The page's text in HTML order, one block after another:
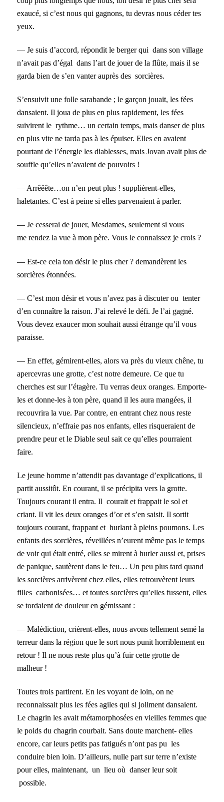
exaucé, si c’est nous qui gagnons, tu devras nous céder tes
yeux.
— Je suis d’accord, répondit le berger qui dans son village
n’avait pas d’égal dans l’art de jouer de la flûte, mais il se
garda bien de s’en vanter auprès des sorcières.
S’ensuivit une folle sarabande ; le garçon jouait, les fées
dansaient. Il joua de plus en plus rapidement, les fées
suivirent le rythme… un certain temps, mais danser de plus
en plus vite ne tarda pas à les épuiser. Elles en avaient
pourtant de l’énergie les diablesses, mais Jovan avait plus de
souffle qu’elles n’avaient de pouvoirs !
— Arrêêête…on n’en peut plus ! supplièrent-elles,
haletantes. C’est à peine si elles parvenaient à parler.
— Je cesserai de jouer, Mesdames, seulement si vous
me rendez la vue à mon père. Vous le connaissez je crois ?
— Est-ce cela ton désir le plus cher ? demandèrent les
sorcières étonnées.
— C’est mon désir et vous n’avez pas à discuter ou tenter
d’en connaître la raison. J’ai relevé le défi. Je l’ai gagné.
Vous devez exaucer mon souhait aussi étrange qu’il vous
paraisse.
— En effet, gémirent-elles, alors va près du vieux chêne, tu
apercevras une grotte, c’est notre demeure. Ce que tu
cherches est sur l’étagère. Tu verras deux oranges. Emporte-
les et donne-les à ton père, quand il les aura mangées, il
recouvrira la vue. Par contre, en entrant chez nous reste
silencieux, n’effraie pas nos enfants, elles risqueraient de
prendre peur et le Diable seul sait ce qu’elles pourraient
faire.
Le jeune homme n’attendit pas davantage d’explications, il
partit aussitôt. En courant, il se précipita vers la grotte.
Toujours courant il entra. Il courait et frappait le sol et
criant. Il vit les deux oranges d’or et s’en saisit. Il sortit
toujours courant, frappant et hurlant à pleins poumons. Les
enfants des sorcières, réveillées n’eurent même pas le temps
de voir qui était entré, elles se mirent à hurler aussi et, prises
de panique, sautèrent dans le feu… Un peu plus tard quand
les sorcières arrivèrent chez elles, elles retrouvèrent leurs
filles carbonisées… et toutes sorcières qu’elles fussent, elles
se tordaient de douleur en gémissant :
— Malédiction, crièrent-elles, nous avons tellement semé la
terreur dans la région que le sort nous punit horriblement en
retour ! Il ne nous reste plus qu’à fuir cette grotte de
malheur !
Toutes trois partirent. En les voyant de loin, on ne
reconnaissait plus les fées agiles qui si joliment dansaient.
Le chagrin les avait métamorphosées en vieilles femmes que
le poids du chagrin courbait. Sans doute marchent- elles
encore, car leurs petits pas fatigués n’ont pas pu les
conduire bien loin. D’ailleurs, nulle part sur terre n’existe
pour elles, maintenant, un lieu où danser leur soit
possible.